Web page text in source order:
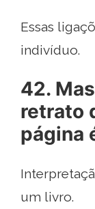
Essas
indivíduo.
42.
retrato
página
um livro.